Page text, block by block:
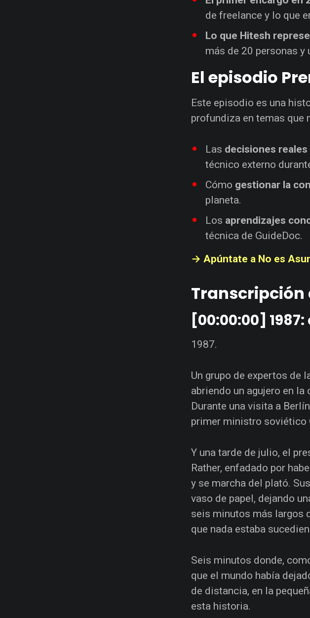
de freelance y lo que
Lo que Hitesh
más de 20 personas
El episodio
Este episodio es una
profundiza en temas que
Las decisiones
técnico externo
Cómo gestionar la
planeta.
Los aprendizajes
técnica de GuideDoc.
→ Apúntate a No es
Transcripción
[00:00:00]
1987.
Un grupo de expertos de
abriendo un agujero en
Durante una visita a
primer ministro soviético
Y una tarde de julio, el
Rather, enfadado por
y se marcha del plató.
vaso de papel, dejando
seis minutos más largos
que nada estaba
Seis minutos donde,
que el mundo había
de distancia, en la
esta historia.